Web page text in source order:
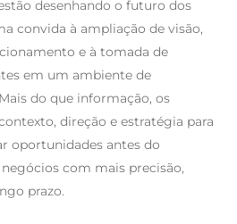
desenhando o futuro dos
convida à ampliação de visão,
e à tomada de
em um ambiente de
do que informação, os
direção e estratégia para
oportunidades antes do
com mais precisão,
prazo.